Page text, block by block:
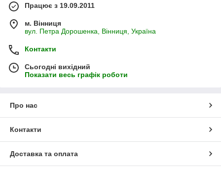
Працює з 19.09.2011
м. Вінниця
вул. Петра Дорошенка, Вінниця, Україна
Контакти
Сьогодні вихідний
Показати весь графік роботи
Про нас
Контакти
Доставка та оплата